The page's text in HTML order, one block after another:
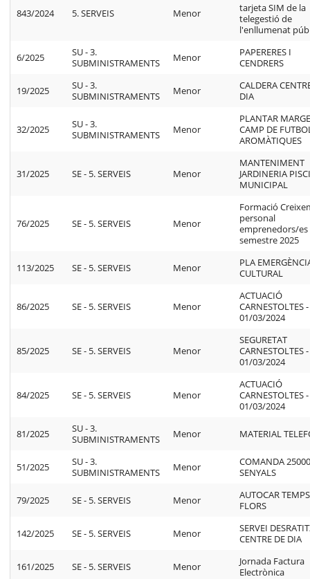
843/2024 5. SERVEIS Menor
tarjeta SIM de la
telegestió de
l'enllumenat
6/2025
SU - 3.
SUBMINISTRAMENTS
Menor
PAPERERES I
CENDRERS
19/2025
SU - 3.
SUBMINISTRAMENTS
Menor
CALDERA
DIA
32/2025
SU - 3.
SUBMINISTRAMENTS
Menor
PLANTAR
CAMP DE
AROMÀTIQUES
31/2025 SE - 5. SERVEIS Menor
MANTENIMENT
JARDINERIA
MUNICIPAL
76/2025 SE - 5. SERVEIS Menor
Formació
personal
emprenedors/es
semestre 2025
113/2025 SE - 5. SERVEIS Menor
PLA
CULTURAL
86/2025 SE - 5. SERVEIS Menor
ACTUACIÓ
CARNESTOLTES -
01/03/2024
85/2025 SE - 5. SERVEIS Menor
SEGURETAT
CARNESTOLTES -
01/03/2024
84/2025 SE - 5. SERVEIS Menor
ACTUACIÓ
CARNESTOLTES -
01/03/2024
81/2025
SU - 3.
SUBMINISTRAMENTS
Menor MATERIAL
51/2025
SU - 3.
SUBMINISTRAMENTS
Menor
COMANDA
SENYALS
79/2025 SE - 5. SERVEIS Menor
AUTOCAR
FLORS
142/2025 SE - 5. SERVEIS Menor
SERVEI
CENTRE DE DIA
161/2025 SE - 5. SERVEIS Menor
Jornada Factura
Electrònica